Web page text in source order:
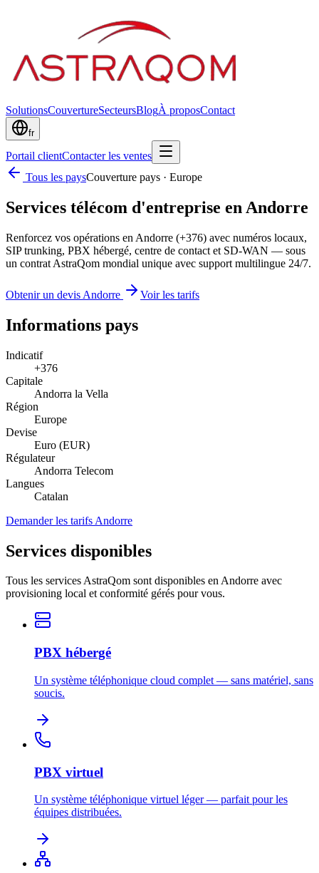
SolutionsCouvertureSecteursBlogÀ proposContact
fr
Portail clientContacter les ventes
Tous les paysCouverture pays · Europe
Services télécom d'entreprise en Andorre
Renforcez vos opérations en Andorre (+376) avec numéros locaux,
SIP trunking, PBX hébergé, centre de contact et SD-WAN — sous
un contrat AstraQom mondial unique avec support multilingue 24/7.
Obtenir un devis Andorre Voir les tarifs
Informations pays
Indicatif
+376
Capitale
Andorra la Vella
Région
Europe
Devise
Euro (EUR)
Régulateur
Andorra Telecom
Langues
Catalan
Demander les tarifs Andorre
Services disponibles
Tous les services AstraQom sont disponibles en Andorre avec
provisioning local et conformité gérés pour vous.
PBX hébergé
Un système téléphonique cloud complet — sans matériel, sans
soucis.
PBX virtuel
Un système téléphonique virtuel léger — parfait pour les
équipes distribuées.